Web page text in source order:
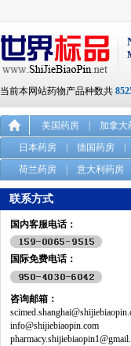
当前本网站药物产品种数共
美国药房 加拿大
日本药房
德国药房
荷兰药房
意大利药房
联系方式
国内客服电话：
国际免费电话：
咨询邮箱：
info@shijiebiaopin.com